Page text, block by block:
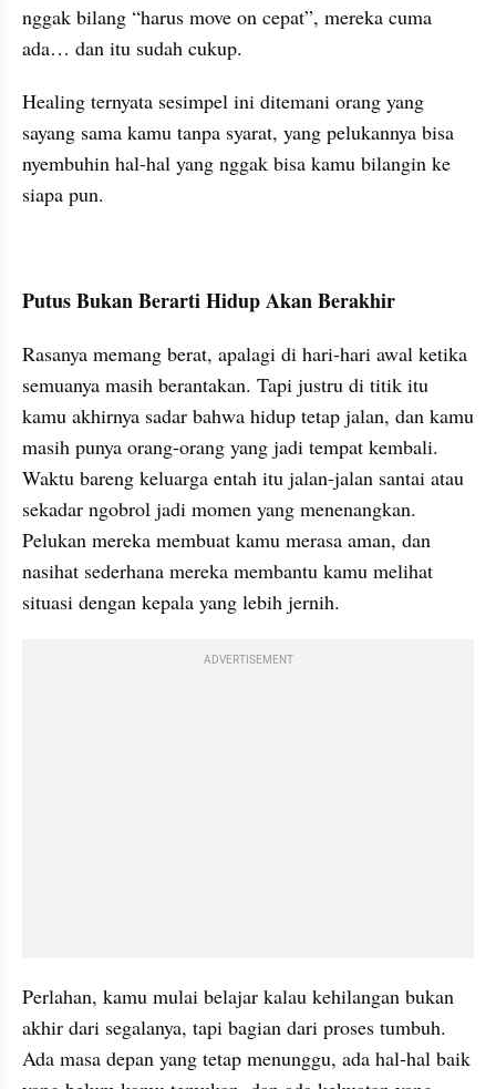
nggak bilang “harus move on cepat”, mereka cuma
ada… dan itu sudah cukup.
Healing ternyata sesimpel ini ditemani orang yang
sayang sama kamu tanpa syarat, yang pelukannya bisa
nyembuhin hal-hal yang nggak bisa kamu bilangin ke
siapa pun.
Putus Bukan Berarti Hidup Akan Berakhir
Rasanya memang berat, apalagi di hari-hari awal ketika
semuanya masih berantakan. Tapi justru di titik itu
kamu akhirnya sadar bahwa hidup tetap jalan, dan kamu
masih punya orang-orang yang jadi tempat kembali.
Waktu bareng keluarga entah itu jalan-jalan santai atau
sekadar ngobrol jadi momen yang menenangkan.
Pelukan mereka membuat kamu merasa aman, dan
nasihat sederhana mereka membantu kamu melihat
situasi dengan kepala yang lebih jernih.
ADVERTISEMENT
Perlahan, kamu mulai belajar kalau kehilangan bukan
akhir dari segalanya, tapi bagian dari proses tumbuh.
Ada masa depan yang tetap menunggu, ada hal-hal baik